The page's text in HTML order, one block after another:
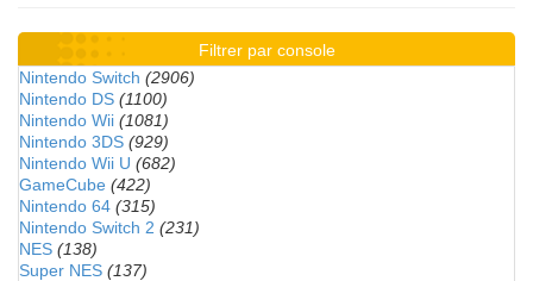
Filtrer par console
Nintendo Switch (2906)
Nintendo DS (1100)
Nintendo Wii (1081)
Nintendo 3DS (929)
Nintendo Wii U (682)
GameCube (422)
Nintendo 64 (315)
Nintendo Switch 2 (231)
NES (138)
Super NES (137)